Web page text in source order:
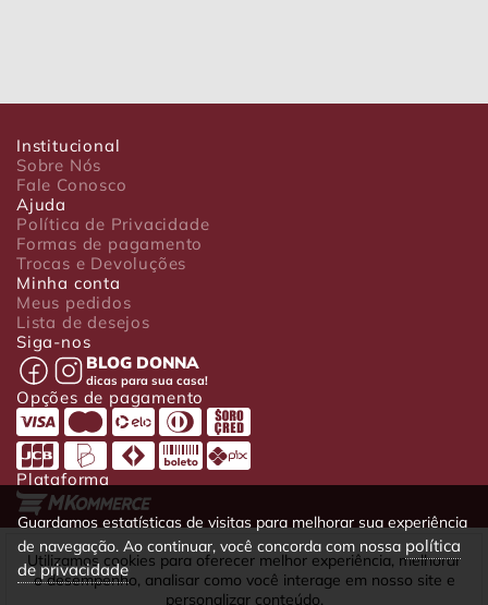
Institucional
Sobre Nós
Fale Conosco
Ajuda
Política de Privacidade
Formas de pagamento
Trocas e Devoluções
Minha conta
Meus pedidos
Lista de desejos
Siga-nos
BLOG DONNA
dicas para sua casa!
Opções de pagamento
Plataforma
Luxo Comércio de Presentes Ltda. Av. João Gualberto, 1758 - CEP
80030-001 - Curitiba - PR
CNPJ: 22.245.892/0001-23 - Inscrição Estadual 90699488-79 -
Utilizamos cookies para oferecer melhor experiência, melhorar
o desempenho, analisar como você interage em nosso site e
personalizar conteúdo.
Guardamos estatísticas de visitas para melhorar sua experiência
de navegação. Ao continuar, você concorda com nossa política
de privacidade